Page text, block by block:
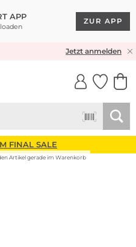
APP
ZUR APP
& RÜCKVERSANDJetzt anmelden
FINAL SALE
Artikel gerade im Warenkorb